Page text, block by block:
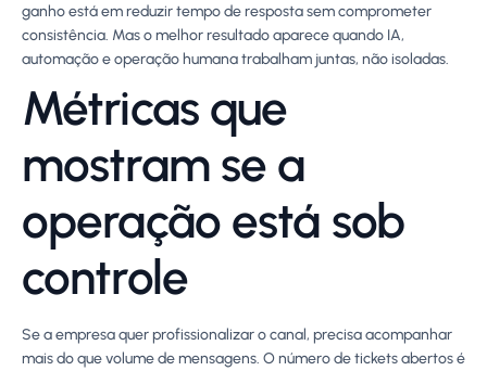
ganho está em reduzir tempo de resposta sem comprometer
consistência. Mas o melhor resultado aparece quando IA,
automação e operação humana trabalham juntas, não isoladas.
Métricas que
mostram se a
operação está sob
controle
Se a empresa quer profissionalizar o canal, precisa acompanhar
mais do que volume de mensagens. O número de tickets abertos é